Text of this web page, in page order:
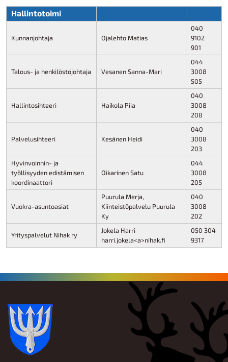
Hallintotoimi
Kunnanjohtaja Ojalehto Matias
040
9102
901
Talous- ja henkilöstöjohtaja Vesanen Sanna-Mari
044
3008
505
Hallintosihteeri Haikola Piia
040
3008
208
Palvelusihteeri Kesänen Heidi
040
3008
203
Hyvinvoinnin- ja
työllisyyden edistämisen
koordinaattori
Oikarinen Satu
044
3008
205
Vuokra-asuntoasiat
Puurula Merja,
Kiinteistöpalvelu Puurula
Ky
040
3008
202
Yrityspalvelut Nihak ry
Jokela Harri
harri.jokela<a>nihak.fi
050 304
9317